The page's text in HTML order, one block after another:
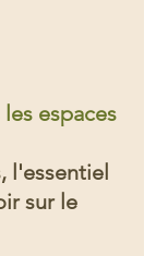
espaces
l'essentiel
sur le